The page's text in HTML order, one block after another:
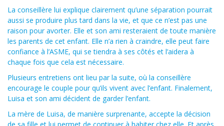
La conseillère lui explique clairement qu’une séparation pourrait
aussi se produire plus tard dans la vie, et que ce n’est pas une
raison pour avorter. Elle et son ami resteraient de toute manière
les parents de cet enfant. Elle n’a rien à craindre, elle peut faire
confiance à l’ASME, qui se tiendra à ses côtés et l’aidera à
chaque fois que cela est nécessaire.
Plusieurs entretiens ont lieu par la suite, où la conseillère
encourage le couple pour qu’ils vivent avec l’enfant. Finalement,
Luisa et son ami décident de garder l’enfant.
La mère de Luisa, de manière surprenante, accepte la décision